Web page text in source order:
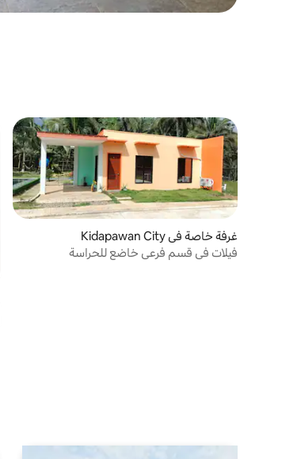
غرفة خاصة في Kidapawan City
فيلات في قسم فرعي خاضع للحراسة